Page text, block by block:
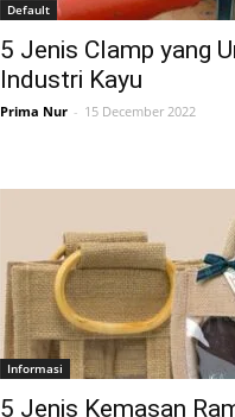
Default
5 Jenis Clamp yang
Industri Kayu
Prima Nur - 15 December 2022
Informasi
5 Jenis Kemasan